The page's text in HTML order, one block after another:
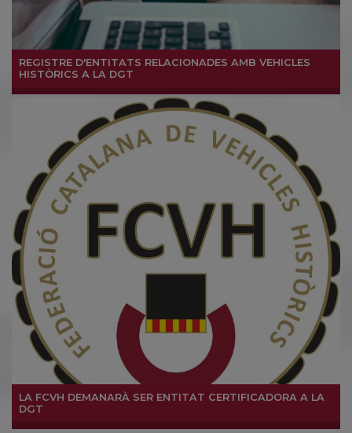
REGISTRE D'ENTITATS RELACIONADES AMB VEHICLES
HISTÒRICS A LA DGT
LA FCVH DEMANARÀ SER ENTITAT CERTIFICADORA A LA
DGT